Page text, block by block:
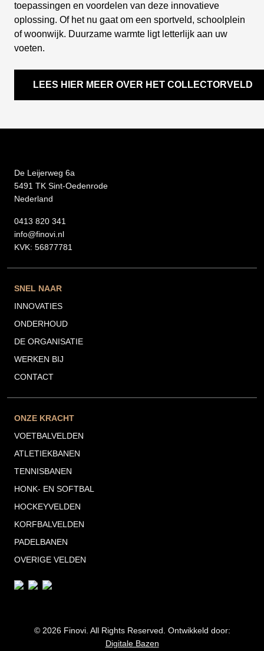
toepassingen en voordelen van deze innovatieve
oplossing. Of het nu gaat om een sportveld, schoolplein
of woonwijk. Duurzame warmte ligt letterlijk aan uw
voeten.
LEES HIER MEER OVER HET COLLECTORVELD
De Leijerweg 6a
5491 TK Sint-Oedenrode
Nederland
0413 820 341
info@finovi.nl
KVK: 56877781
SNEL NAAR
INNOVATIES
ONDERHOUD
DE ORGANISATIE
WERKEN BIJ
CONTACT
ONZE KRACHT
VOETBALVELDEN
ATLETIEKBANEN
TENNISBANEN
HONK- EN SOFTBAL
HOCKEYVELDEN
KORFBALVELDEN
PADELBANEN
OVERIGE VELDEN
© 2026 Finovi. All Rights Reserved. Ontwikkeld door:
Digitale Bazen